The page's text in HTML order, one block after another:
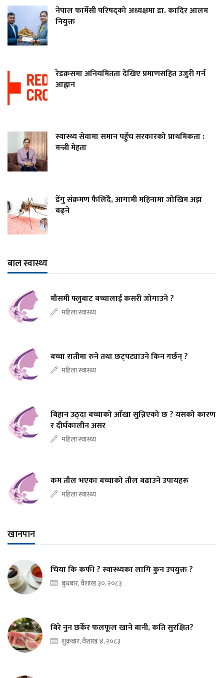
नेपाल फार्मेसी परिषद्को अध्यक्षमा डा. कादिर आलम
नियुक्त
रेडक्रसमा अनियमितता देखिए प्रमाणसहित उजुरी गर्न
आह्वान
स्वास्थ्य सेवामा समान पहुँच सरकारको प्राथमिकता :
मन्त्री मेहता
डेंगु संक्रमण फैलिँदै, आगामी महिनामा जोखिम अझ
बढ्ने
बाल स्वास्थ्य
मौसमी फ्लुबाट बच्चालाई कसरी जोगाउने ?
महिला स्वास्थ्य
बच्चा रातीमा रुने तथा छट्पट्याउने किन गर्छन् ?
महिला स्वास्थ्य
बिहान उठ्दा बच्चाको आँखा सुन्निएको छ ? यसको कारण
र दीर्घकालीन असर
महिला स्वास्थ्य
कम तौल भएका बच्चाको तौल बढाउने उपायहरू
महिला स्वास्थ्य
खानपान
चिया कि कफी ? स्वास्थ्यका लागि कुन उपयुक्त ?
बुधबार, वैशाख ३०, २०८३
बिरे नुन छर्केर फलफूल खाने बानी, कति सुरक्षित?
शुक्रबार, वैशाख ४, २०८३